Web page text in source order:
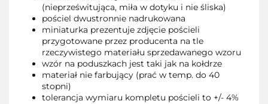
(nieprześwitująca, miła w dotyku i nie śliska)
pościel dwustronnie nadrukowana
miniaturka prezentuje zdjęcie pościeli
przygotowane przez producenta na tle
rzeczywistego materiału sprzedawanego wzoru
wzór na poduszkach jest taki jak na kołdrze
materiał nie farbujący (prać w temp. do 40
stopni)
tolerancja wymiaru kompletu pościeli to +/- 4%